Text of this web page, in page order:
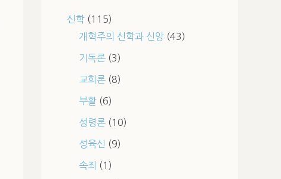
신학(115)
개혁주의 신학과 신앙(43)
기독론(3)
교회론(8)
부활(6)
성령론(10)
성육신 (9)
속죄 (1)